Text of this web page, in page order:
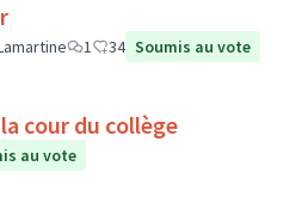
1 34 Soumis au vote
Aménagement de la cour du collège
au vote